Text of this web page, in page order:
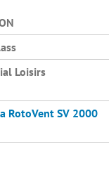
Loisirs
RotoVent SV 2000